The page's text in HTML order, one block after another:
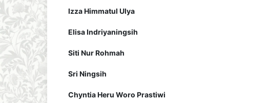
Izza Himmatul Ulya
Elisa Indriyaningsih
Siti Nur Rohmah
Sri Ningsih
Chyntia Heru Woro Prastiwi